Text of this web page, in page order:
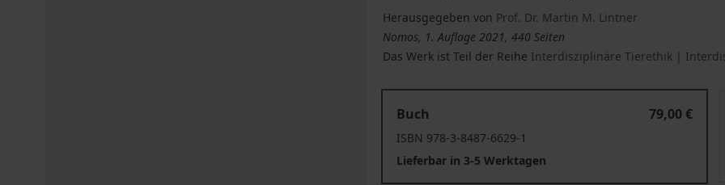
Herausgegeben von Prof. Dr. Martin M. Lintner
Nomos, 1. Auflage 2021, 440 Seiten
Das Werk ist Teil der Reihe Interdisziplinäre Tierethik |
Buch
79,00 €
ISBN 978-3-8487-6629-1
Lieferbar in 3-5 Werktagen